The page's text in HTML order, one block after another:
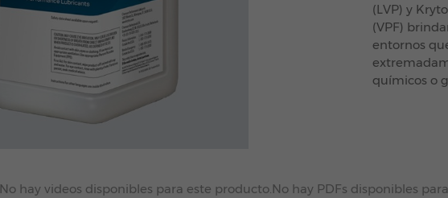
(LVP) y
(VPF)
entornos
químicos o
No hay videos disponibles para este producto.No hay PDFs disponibles